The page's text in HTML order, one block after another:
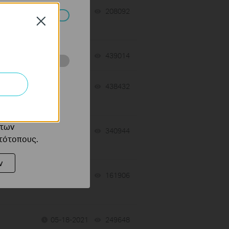
12-04-2025 208092
12-03-2025 439014
438432
340944
161906
05-18-2021 249648
Close
να
σας στον
ιστότοπού